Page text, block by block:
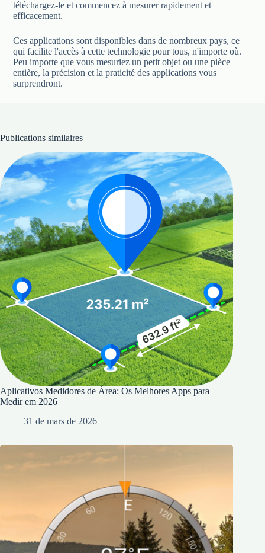
téléchargez-le et commencez à mesurer rapidement et
efficacement.
Ces applications sont disponibles dans de nombreux pays, ce
qui facilite l'accès à cette technologie pour tous, n'importe où.
Peu importe que vous mesuriez un petit objet ou une pièce
entière, la précision et la praticité des applications vous
surprendront.
Publications similaires
Aplicativos Medidores de Área: Os Melhores Apps para
Medir em 2026
31 de mars de 2026